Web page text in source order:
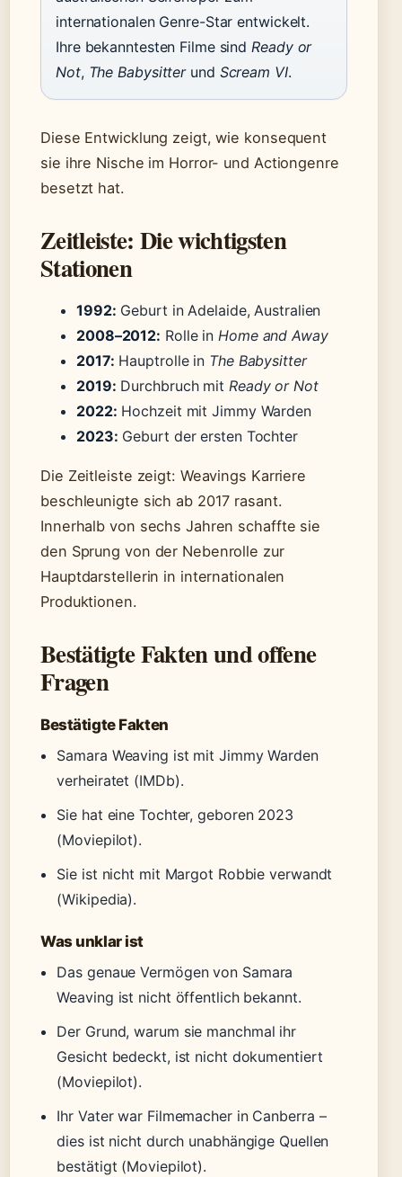
internationalen Genre-Star entwickelt.
Ihre bekanntesten Filme sindReady or
Not, The Babysitterund Scream VI.
Diese Entwicklung zeigt, wie konsequent
sie ihre Nische im Horror- und Actiongenre
besetzt hat.
Zeitleiste: Die wichtigsten
Stationen
1992: Geburt in Adelaide, Australien
2008–2012: Rolle in Home and Away
2017: Hauptrolle in The Babysitter
2019: Durchbruch mit Ready or Not
2022: Hochzeit mit Jimmy Warden
2023: Geburt der ersten Tochter
Die Zeitleiste zeigt: Weavings Karriere
beschleunigte sich ab 2017 rasant.
Innerhalb von sechs Jahren schaffte sie
den Sprung von der Nebenrolle zur
Hauptdarstellerin in internationalen
Produktionen.
Bestätigte Fakten und offene
Fragen
Bestätigte Fakten
Samara Weaving ist mit Jimmy Warden
verheiratet (IMDb).
Sie hat eine Tochter, geboren 2023
(Moviepilot).
Sie ist nicht mit Margot Robbie verwandt
(Wikipedia).
Was unklar ist
Das genaue Vermögen von Samara
Weaving ist nicht öffentlich bekannt.
Der Grund, warum sie manchmal ihr
Gesicht bedeckt, ist nicht dokumentiert
(Moviepilot).
Ihr Vater war Filmemacher in Canberra –
dies ist nicht durch unabhängige Quellen
bestätigt (Moviepilot).